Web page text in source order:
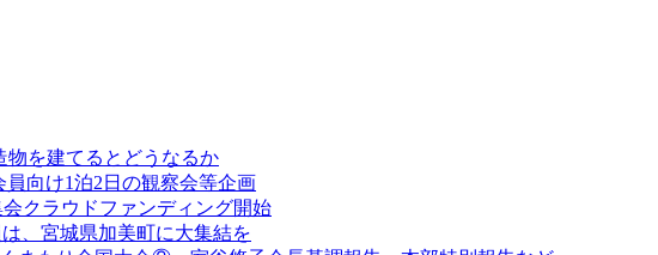
物を建てるとどうなるか
員向け1泊2日の観察会等企画
会クラウドファンディング開始
、宮城県加美町に大集結を